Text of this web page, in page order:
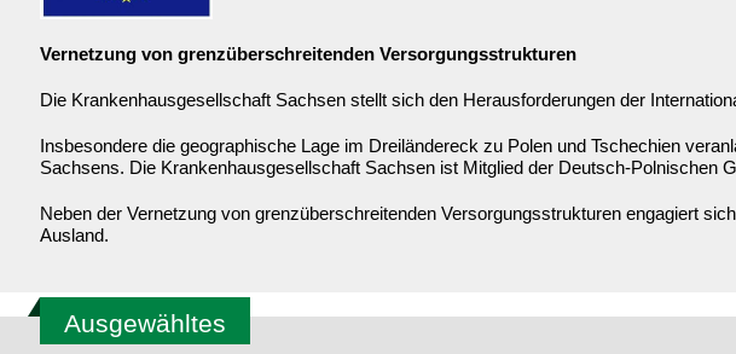
Vernetzung von grenzüberschreitenden Versorgungsstrukturen
Die Krankenhausgesellschaft Sachsen stellt sich den Herausforderungen der
Insbesondere die geographische Lage im Dreiländereck zu Polen und Tschechien
Sachsens. Die Krankenhausgesellschaft Sachsen ist Mitglied der Deutsch-Polnischen
Neben der Vernetzung von grenzüberschreitenden Versorgungsstrukturen engagiert
Ausland.
Ausgewähltes